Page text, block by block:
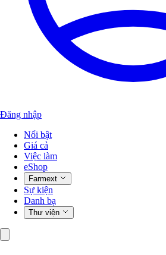
Đăng nhập
Nổi bật
Giá cả
Việc làm
eShop
Farmext
Sự kiện
Danh bạ
Thư viện